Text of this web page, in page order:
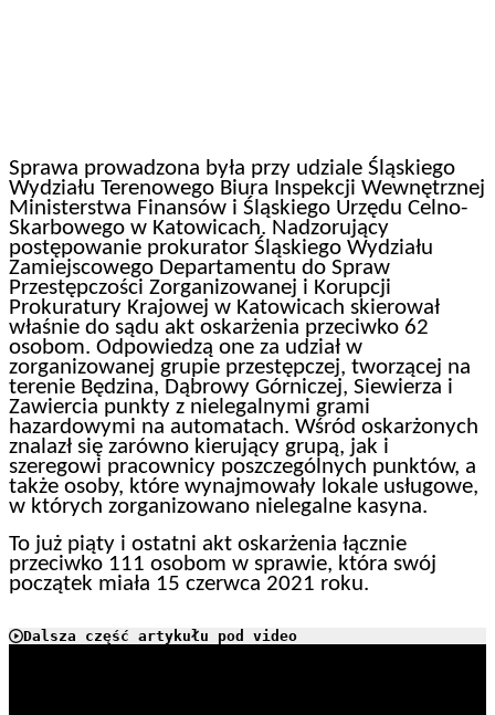
Sprawa prowadzona była przy udziale Śląskiego
Wydziału Terenowego Biura Inspekcji Wewnętrznej
Ministerstwa Finansów i Śląskiego Urzędu Celno-
Skarbowego w Katowicach. Nadzorujący
postępowanie prokurator Śląskiego Wydziału
Zamiejscowego Departamentu do Spraw
Przestępczości Zorganizowanej i Korupcji
Prokuratury Krajowej w Katowicach skierował
właśnie do sądu akt oskarżenia przeciwko 62
osobom. Odpowiedzą one za udział w
zorganizowanej grupie przestępczej, tworzącej na
terenie Będzina, Dąbrowy Górniczej, Siewierza i
Zawiercia punkty z nielegalnymi grami
hazardowymi na automatach. Wśród oskarżonych
znalazł się zarówno kierujący grupą, jak i
szeregowi pracownicy poszczególnych punktów, a
także osoby, które wynajmowały lokale usługowe,
w których zorganizowano nielegalne kasyna.
To już piąty i ostatni akt oskarżenia łącznie
przeciwko 111 osobom w sprawie, która swój
początek miała 15 czerwca 2021 roku.
Dalsza część artykułu pod video